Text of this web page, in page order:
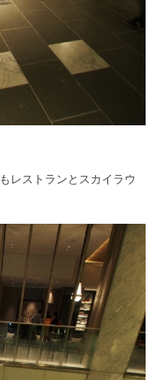
レストランとスカイラウ